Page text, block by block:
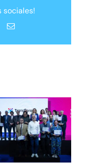
sociales!
PinterestCorreo